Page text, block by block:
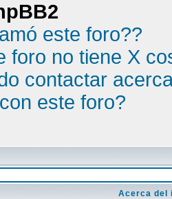
este foro??
foro no tiene X
contactar
este foro?
Acerca del